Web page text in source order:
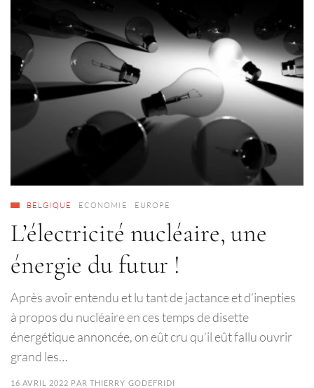
BELGIQUE ECONOMIE EUROPE
L’électricité nucléaire, une
énergie du futur !
Après avoir entendu et lu tant de jactance et d’inepties
à propos du nucléaire en ces temps de disette
énergétique annoncée, on eût cru qu’il eût fallu ouvrir
grand les…
16 AVRIL 2022 PAR THIERRY GODEFRIDI